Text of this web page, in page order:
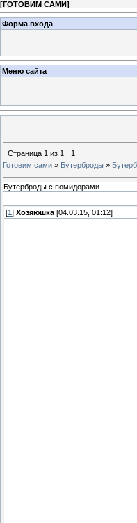
[ГОТОВИМ САМИ]
Форма входа
Меню сайта
Страница 1 из 1
1
Готовим сами » Бутерброды »
Бутерброды с помидорами
[1 ] Хозяюшка [04.03.15, 01:12]